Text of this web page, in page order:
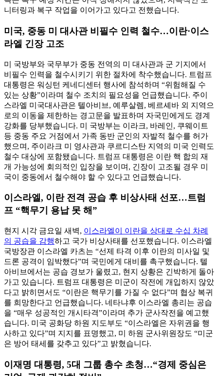
니터링과 복구 작업을 이어가고 있다고 전했습니다.
미국, 중동 미 대사관 비필수 인력 철수…이란·이스
라엘 긴장 고조
미 국방부와 국무부가 중동 전역의 미 대사관과 군 기지에서
비필수 인력을 철수시키기 위한 절차에 착수했습니다. 트럼프
대통령은 워싱턴 케네디센터 행사에 참석하며 “위험해질 수
있는 상황”이라며 철수 조치의 필요성을 언급했습니다. 주이
스라엘 미국대사관은 텔아비브, 예루살렘, 베르셰바 외 지역으
로의 이동을 제한하는 경고문을 발표하며 자국민에게도 경계
강화를 당부했습니다. 미 국방부는 이라크, 바레인, 쿠웨이트
등 중동 주요 거점에서 가족 동반 군인의 자발적 철수를 허가
했으며, 주이라크 미 영사관과 쿠르디스탄 지역의 미국 인력도
철수 대상에 포함됐습니다. 트럼프 대통령은 이란 핵 합의 재
개 가능성에 회의적인 입장을 보이며, 긴장이 고조될 경우 미
국이 중동에서 철수해야 할 수 있다고 언급했습니다.
이스라엘, 이란 전격 공습 후 비상사태 선포…트럼
프 “핵무기 용납 못 해”
현지 시각 금요일 새벽, 이스라엘이 이란을 상대로 수십 차례
의 공습을 감행하고 국가 비상사태를 선포했습니다. 이스라엘
국방장관 이스라엘 카츠는 “선제 타격 이후 이란의 미사일 및
드론 공격이 임박했다”며 국민에게 대비를 촉구했습니다. 텔
아비브에서는 공습 경보가 울렸고, 현지 상황은 긴박하게 돌아
가고 있습니다. 트럼프 대통령은 미군이 작전에 개입하지 않았
다고 밝히면서도 “이란은 핵무기를 가질 수 없다”며 협상 복귀
를 희망한다고 언급했습니다. 네타냐후 이스라엘 총리는 공습
을 “매우 성공적인 개시타격”이라며 추가 군사작전을 예고했
습니다. 미국 공화당 하원 지도부도 “이스라엘은 자위권을 행
사하고 있다”며 지지를 표명했고, 미 하원 군사위원장도 “미군
은 방어 태세를 갖추고 있다”고 밝혔습니다.
이재명 대통령, 5대 그룹 총수 초청…“경제 중심은